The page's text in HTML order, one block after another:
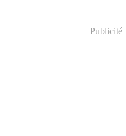
Publicité